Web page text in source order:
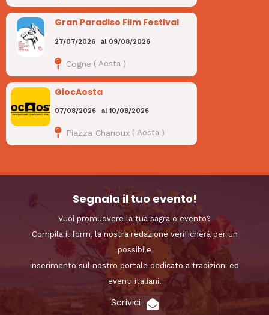
Gran Paradiso Film Festival
27/07/2026 al 09/08/2026
Cogne ( Aosta )
GiocAosta
07/08/2026 al10/08/2026
Piazza Chanoux (Aosta )
Segnala il tuo evento!
Vuoi promuovere la tua sagra o evento?
Compila il form, la nostra redazione verificherà per un
possibile
inserimento sul nostro portale dedicato a tradizioni ed
eventi italiani.
Scrivici